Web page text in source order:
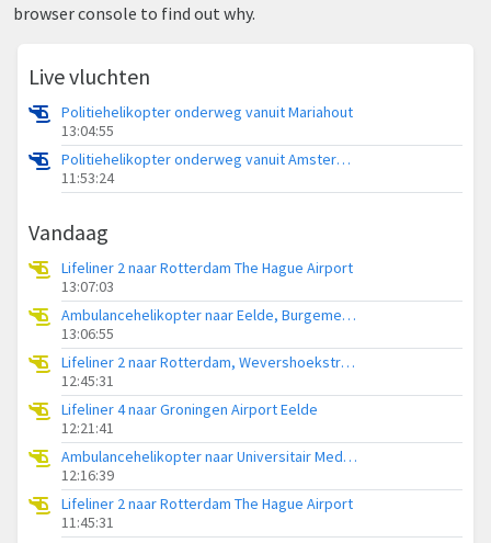
browser console to find out why.
Live vluchten
Politiehelikopter onderweg vanuit Mariahout
13:04:55
Politiehelikopter onderweg vanuit Amsterdam Vliegveld Schiphol
11:53:24
Vandaag
Lifeliner 2 naar Rotterdam The Hague Airport
13:07:03
Ambulancehelikopter naar Eelde, Burgemeester J.G. Legroweg
13:06:55
Lifeliner 2 naar Rotterdam, Wevershoekstraat
12:45:31
Lifeliner 4 naar Groningen Airport Eelde
12:21:41
Ambulancehelikopter naar Universitair Medisch Centrum Groningen
12:16:39
Lifeliner 2 naar Rotterdam The Hague Airport
11:45:31